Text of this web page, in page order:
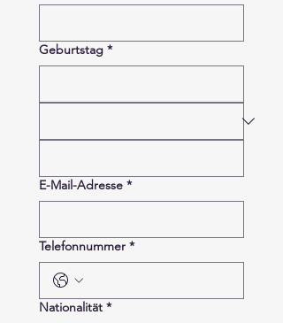
Geburtstag *
E-Mail-Adresse *
Telefonnummer *
Nationalität *